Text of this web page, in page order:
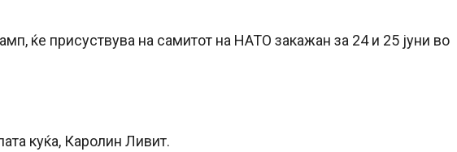
ќе присуствува на самитот на НАТО закажан за 24 и 25 јуни во
куќа, Каролин Ливит.